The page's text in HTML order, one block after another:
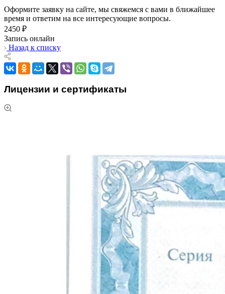
Оформите заявку на сайте, мы свяжемся с вами в ближайшее
время и ответим на все интересующие вопросы.
2450 ₽
Запись онлайн
Назад к списку
Лицензии и сертификаты